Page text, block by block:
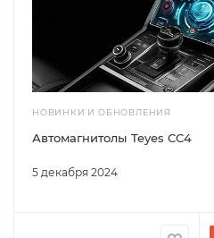
НОВИНКИ И ОБНОВЛЕНИЯ
5 декабря 2024
Автомагнитолы Teyes CC4